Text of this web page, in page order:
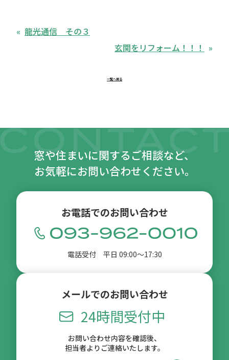
龍光通信 その３
玄関をリフォーム！！！
一覧へ戻る
窓や住まいに関するご相談など、
お気軽にお問い合わせください。
お電話でのお問い合わせ
電話受付 平日 09:00〜17:30
メールでのお問い合わせ
24時間受付中
お問い合わせ内容を確認後、
担当者よりご連絡いたします。